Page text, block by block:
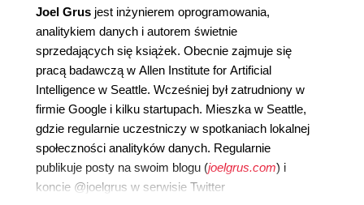
Joel Grus jest inżynierem oprogramowania,
analitykiem danych i autorem świetnie
sprzedających się książek. Obecnie zajmuje się
pracą badawczą w Allen Institute for Artificial
Intelligence w Seattle. Wcześniej był zatrudniony w
firmie Google i kilku startupach. Mieszka w Seattle,
gdzie regularnie uczestniczy w spotkaniach lokalnej
społeczności analityków danych. Regularnie
publikuje posty na swoim blogu (joelgrus.com) i
koncie @joelgrus w serwisie Twitter